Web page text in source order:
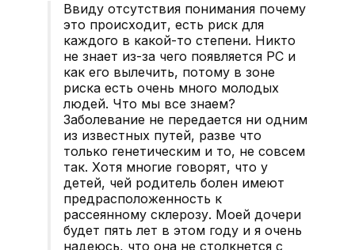
Ввиду отсутствия понимания почему
это происходит, есть риск для
каждого в какой-то степени. Никто
не знает из-за чего появляется РС и
как его вылечить, потому в зоне
риска есть очень много молодых
людей. Что мы все знаем?
Заболевание не передается ни одним
из известных путей, разве что
только генетическим и то, не совсем
так. Хотя многие говорят, что у
детей, чей родитель болен имеют
предрасположенность к
рассеянному склерозу. Моей дочери
будет пять лет в этом году и я очень
надеюсь, что она не столкнется с